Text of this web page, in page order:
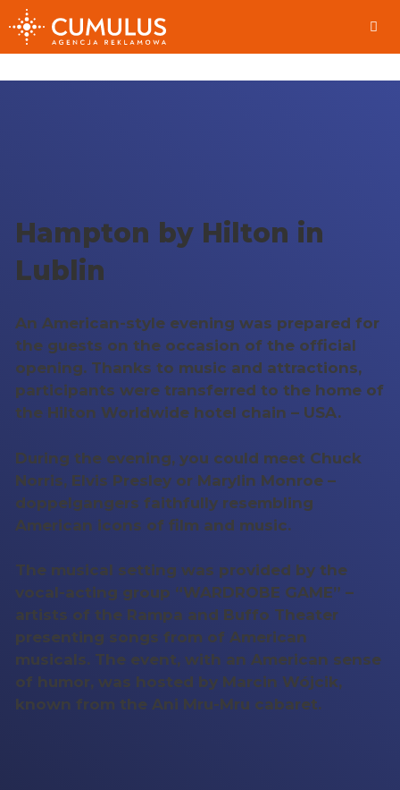
Skip
to
content
Hampton by Hilton in
Lublin
An American-style evening was prepared for
the guests on the occasion of the official
opening. Thanks to music and attractions,
participants were transferred to the home of
the Hilton Worldwide hotel chain – USA.
During the evening, you could meet Chuck
Norris, Elvis Presley or Marylin Monroe –
doppelgangers faithfully resembling
American icons of film and music.
The musical setting was provided by the
vocal-acting group “WARDROBE GAME” –
artists of the Rampa and Buffo Theater
presenting songs from of American
musicals. The event, with an American sense
of humor, was hosted by Marcin Wójcik,
known from the Ani Mru-Mru cabaret.